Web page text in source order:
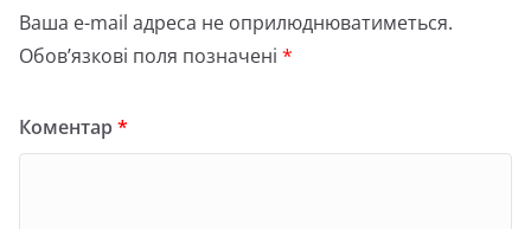
Ваша e-mail адреса не оприлюднюватиметься.
Обов’язкові поля позначені *
Коментар*